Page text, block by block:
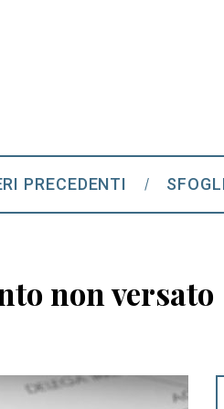
PRECEDENTI
non versato